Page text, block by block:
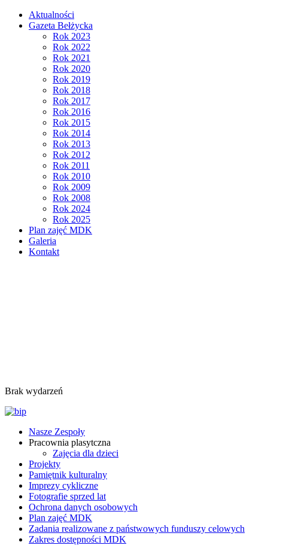
Aktualności
Gazeta Bełżycka
Rok 2023
Rok 2022
Rok 2021
Rok 2020
Rok 2019
Rok 2018
Rok 2017
Rok 2016
Rok 2015
Rok 2014
Rok 2013
Rok 2012
Rok 2011
Rok 2010
Rok 2009
Rok 2008
Rok 2024
Rok 2025
Plan zajęć MDK
Galeria
Kontakt
Brak wydarzeń
Nasze Zespoły
Pracownia plasytczna
Zajęcia dla dzieci
Projekty
Pamiętnik kulturalny
Imprezy cykliczne
Fotografie sprzed lat
Ochrona danych osobowych
Plan zajęć MDK
Zadania realizowane z państwowych funduszy celowych
Zakres dostępności MDK